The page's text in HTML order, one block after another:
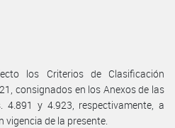
los Criterios de Clasificación
consignados en los Anexos de las
4.891 y 4.923, respectivamente, a
vigencia de la presente.